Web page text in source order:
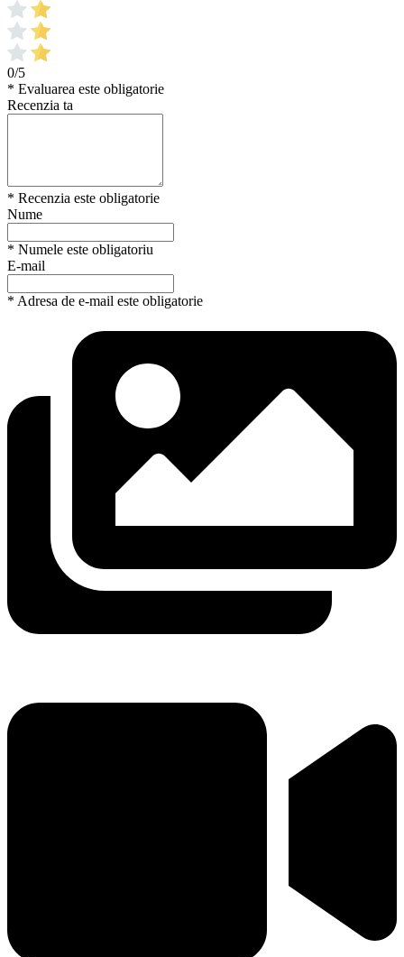
0/5
* Evaluarea este obligatorie
Recenzia ta
* Recenzia este obligatorie
Nume
* Numele este obligatoriu
E-mail
* Adresa de e-mail este obligatorie